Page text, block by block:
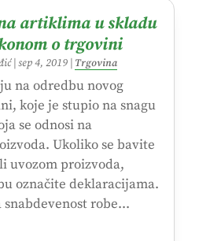
artiklima u skladu
o trgovini
| sep 4, 2019| Trgovina
na odredbu novog
koje je stupio na snagu
se odnosi na
Ukoliko se bavite
uvozom proizvoda,
označite deklaracijama.
snabdevenost robe...